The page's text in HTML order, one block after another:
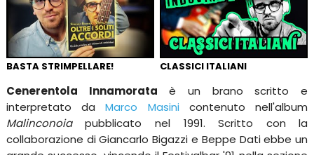
BASTA STRIMPELLARE! CLASSICI ITALIANI
Cenerentola Innamorata è un brano scritto e
interpretato daMarco Masini contenuto nell'album
Malinconoiapubblicato nel 1991. Scritto con la
collaborazione di Giancarlo Bigazzi e Beppe Dati ebbe un